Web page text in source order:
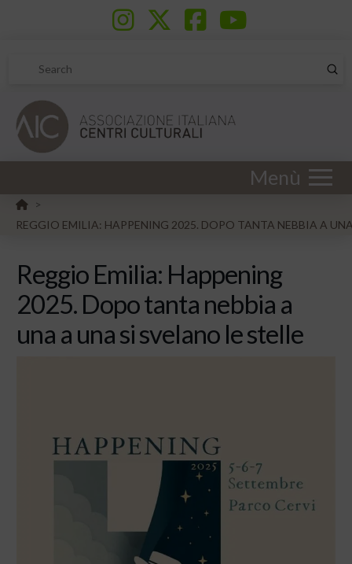
Search
Menù
HOME
>
REGGIO EMILIA: HAPPENING 2025. DOPO TANTA NEBBIA A
Reggio Emilia: Happening
2025. Dopo tanta nebbia a
una a una si svelano le stelle